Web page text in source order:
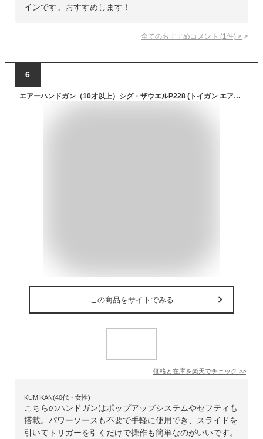
インです。おすすめします！
全てのおすすめコメント (1 件) >
6
エアーハンドガン（10才以上）シグ・ザウエルP228 (トイガン エアーガン)
この商品をサイトでみる
価格と在庫を楽天でチェック >>
KUMIKAN(40代・女性)
こちらのハンドガンはポップアップシステムやセフティも
搭載。パワーソースも不要で手軽に使用でき、スライドを
引いてトリガーを引くだけで操作も簡単なのがいいです。